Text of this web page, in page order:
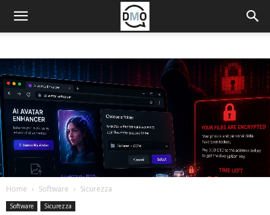
Home Software Sicurezza
Software Sicurezza